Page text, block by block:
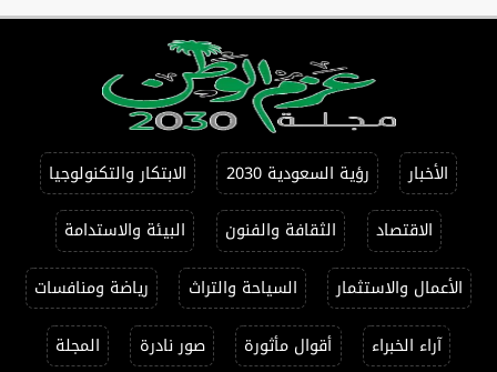
الأخبار رؤية السعودية 2030
الابتكار والتكنولوجيا
الاقتصاد
الثقافة والفنون
البيئة والاستدامة
الأعمال والاستثمار
السياحة والتراث
رياضة ومنافسات
آراء الخبراء
أقوال مأثورة صور نادرة
المجلة